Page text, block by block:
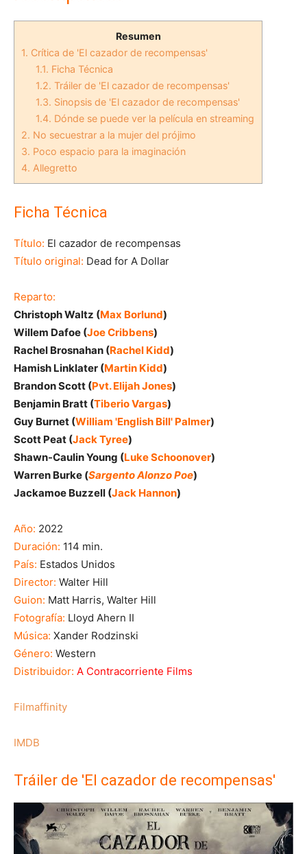
Resumen
1. Crítica de 'El cazador de recompensas'
1.1. Ficha Técnica
1.2. Tráiler de 'El cazador de recompensas'
1.3. Sinopsis de 'El cazador de recompensas'
1.4. Dónde se puede ver la película en streaming
2. No secuestrar a la mujer del prójimo
3. Poco espacio para la imaginación
4. Allegretto
Ficha Técnica
Título: El cazador de recompensas
Título original: Dead for A Dollar
Reparto:
Christoph Waltz (Max Borlund)
Willem Dafoe (Joe Cribbens)
Rachel Brosnahan (Rachel Kidd)
Hamish Linklater (Martin Kidd)
Brandon Scott (Pvt. Elijah Jones)
Benjamin Bratt (Tiberio Vargas)
Guy Burnet (William 'English Bill' Palmer)
Scott Peat (Jack Tyree)
Shawn-Caulin Young (Luke Schoonover)
Warren Burke (Sargento Alonzo Poe)
Jackamoe Buzzell (Jack Hannon)
Año: 2022
Duración: 114 min.
País: Estados Unidos
Director: Walter Hill
Guion: Matt Harris, Walter Hill
Fotografía: Lloyd Ahern II
Música: Xander Rodzinski
Género: Western
Distribuidor: A Contracorriente Films
Filmaffinity
IMDB
Tráiler de 'El cazador de recompensas'